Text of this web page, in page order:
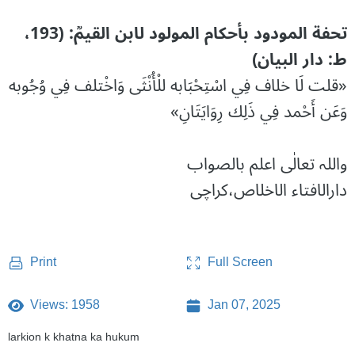
تحفة المودود بأحكام المولود لابن القيمؒ: (193،
ط: دار البيان)
«قلت لَا خلاف فِي اسْتِحْبَابه للْأُنْثَى وَاخْتلف فِي وُجُوبه
وَعَن أَحْمد فِي ذَلِك رِوَايَتَانِ»
واللہ تعالٰی اعلم بالصواب
دارالافتاء الاخلاص،کراچی
Print Full Screen
Views: 1958 Jan 07, 2025
larkion k khatna ka hukum